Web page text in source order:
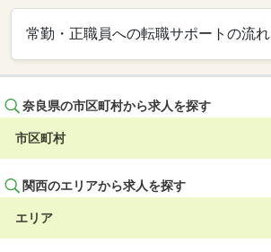
常勤・正職員への転職サポートの流れ
奈良県の市区町村から求人を探す
市区町村
関西のエリアから求人を探す
エリア